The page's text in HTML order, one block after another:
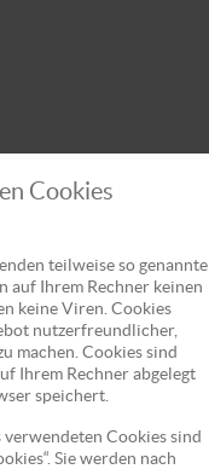
Cookies
teilweise so genannte
auf Ihrem Rechner keinen
keine Viren. Cookies
nutzerfreundlicher,
machen. Cookies sind
Ihrem Rechner abgelegt
speichert.
Cookies sind
Sie werden nach